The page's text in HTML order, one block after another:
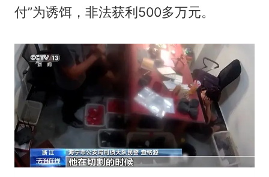
付”为诱饵，非法获利500多万元。